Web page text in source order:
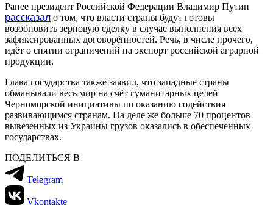
Ранее президент Российской Федерации Владимир Путин
рассказал о том, что власти страны будут готовы
возобновить зерновую сделку в случае выполнения всех
зафиксированных договорённостей. Речь, в числе прочего,
идёт о снятии ограничений на экспорт российской аграрной
продукции.
Глава государства также заявил, что западные страны
обманывали весь мир на счёт гуманитарных целей
Черноморской инициативы по оказанию содействия
развивающимся странам. На деле же больше 70 процентов
вывезенных из Украины грузов оказались в обеспеченных
государствах.
ПОДЕЛИТЬСЯ В
Telegram
Vkontakte